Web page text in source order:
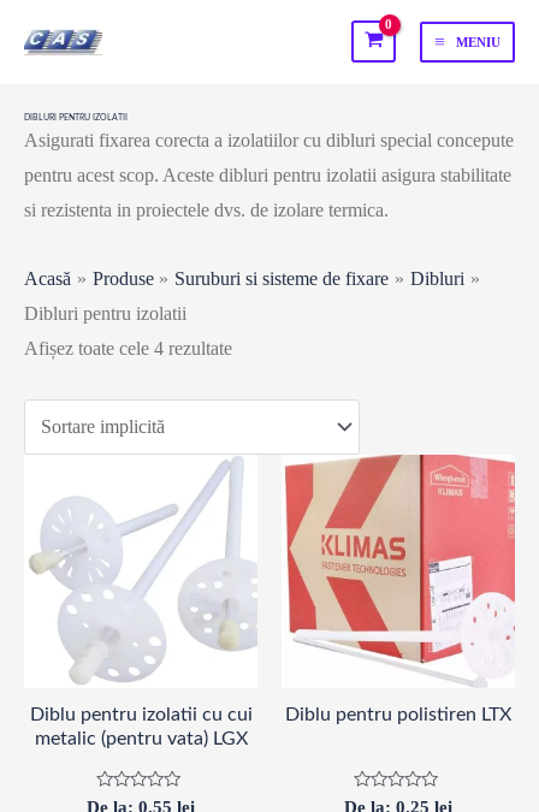
MAIN
MENIU
DIBLURI PENTRU IZOLATII
Asigurati fixarea corecta a izolatiilor cu dibluri special concepute
pentru acest scop. Aceste dibluri pentru izolatii asigura stabilitate
si rezistenta in proiectele dvs. de izolare termica.
Acasă Produse Suruburi si sisteme de fixare
Dibluri
Dibluri pentru izolatii
Afișez toate cele 4 rezultate
Diblu pentru izolatii cu cui
metalic (pentru vata) LGX
Evaluat
De la: 0.55 lei
Diblu pentru polistiren LTX
Evaluat
De la: 0.25 lei